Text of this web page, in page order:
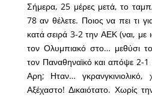
Σήμερα, 25 μέρες μετά, το
78 αν θέλετε. Ποιος να πει τι
κατά σειρά 3-2 την ΑΕΚ (ναι,
τον Ολυμπιακό στο… μεθύσι
τον Παναθηναϊκό και απόψε 2-1
Αρη; Ηταν… γκρανγκινιολικό,
Αξέχαστο! Δικαιότατο. Χωρίς